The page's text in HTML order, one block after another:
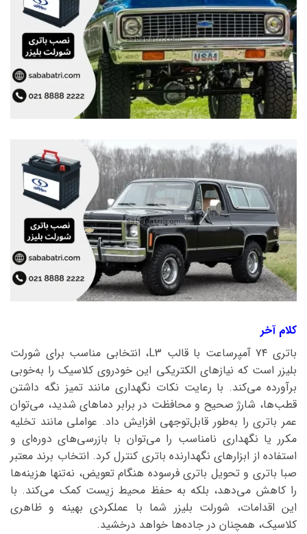
کلام آخر
باتری ۷۴ آمپرساعت با قالب L3، انتخابی مناسب برای شورلت
بلیزر است که نیازهای الکتریکی این خودروی کلاسیک را به‌خوبی
برآورده می‌کند. با رعایت نکات نگهداری مانند تمیز نگه داشتن
قطب‌ها، شارژ صحیح و محافظت در برابر دماهای شدید، می‌توان
عمر باتری را به‌طور قابل‌توجهی افزایش داد. عواملی مانند تخلیه
مکرر یا نگهداری نامناسب را می‌توان با بازرسی‌های دوره‌ای و
استفاده از ابزارهای نگهدارنده باتری کنترل کرد. انتخاب برند معتبر
صبا باتری و تحویل باتری فرسوده هنگام تعویض، نه‌تنها هزینه‌ها
را کاهش می‌دهد، بلکه به حفظ محیط زیست کمک می‌کند. با
این اقدامات، شورلت بلیزر شما با عملکردی بهینه و ظاهری
کلاسیک، همچنان در جاده‌ها خواهد درخشید.